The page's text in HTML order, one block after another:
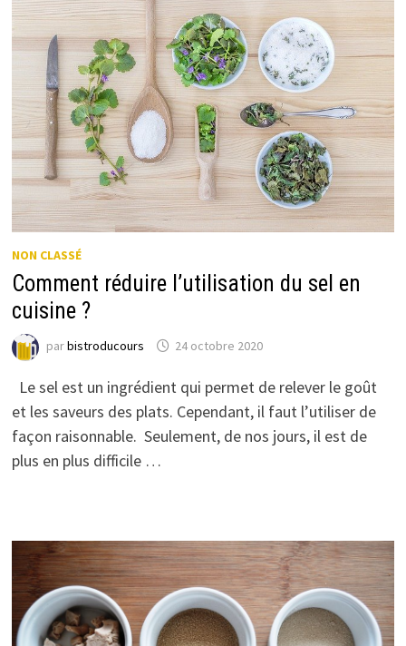
NON CLASSÉ
Comment réduire l’utilisation du sel en
cuisine ?
parbistroducours 24 octobre 2020
Le sel est un ingrédient qui permet de relever le goût
et les saveurs des plats. Cependant, il faut l’utiliser de
façon raisonnable. Seulement, de nos jours, il est de
plus en plus difficile …